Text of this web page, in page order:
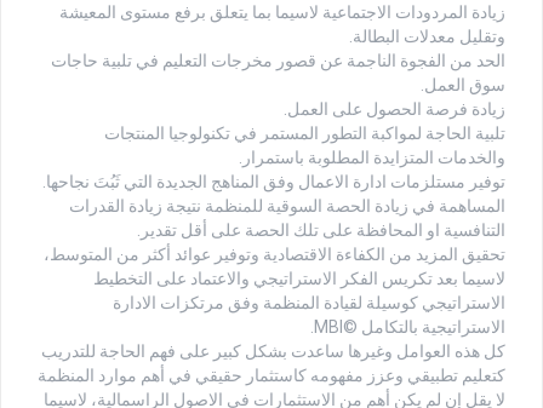
زيادة المردودات الاجتماعية لاسيما بما يتعلق برفع مستوى المعيشة
وتقليل معدلات البطالة.
الحد من الفجوة الناجمة عن قصور مخرجات التعليم في تلبية حاجات
سوق العمل.
زيادة فرصة الحصول على العمل.
تلبية الحاجة لمواكبة التطور المستمر في تكنولوجيا المنتجات
والخدمات المتزايدة المطلوبة باستمرار.
توفير مستلزمات ادارة الاعمال وفق المناهج الجديدة التي ثَبُتَ نجاحها.
المساهمة في زيادة الحصة السوقية للمنظمة نتيجة زيادة القدرات
التنافسية او المحافظة على تلك الحصة على أقل تقدير.
تحقيق المزيد من الكفاءة الاقتصادية وتوفير عوائد أكثر من المتوسط،
لاسيما بعد تكريس الفكر الاستراتيجي والاعتماد على التخطيط
الاستراتيجي كوسيلة لقيادة المنظمة وفق مرتكزات الادارة
الاستراتيجية بالتكامل ©MBI.
كل هذه العوامل وغيرها ساعدت بشكل كبير على فهم الحاجة للتدريب
كتعليم تطبيقي وعزز مفهومه كاستثمار حقيقي في أهم موارد المنظمة
لا يقل إن لم يكن أهم من الاستثمارات في الاصول الراسمالية، لاسيما